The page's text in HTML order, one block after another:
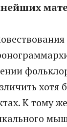
хотя
К тому